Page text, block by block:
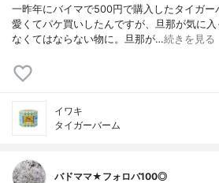
一昨年にバイマで500円で購入したタイガ
愛くてパケ買いしたんですが、旦那が気に
なくてはならない物に。旦那が…続きを見る
イワキ
タイガーバーム
バドママ★フォロバ100◎